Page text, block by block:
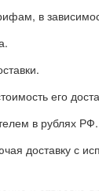
в
его
в рублях РФ.
доставку с